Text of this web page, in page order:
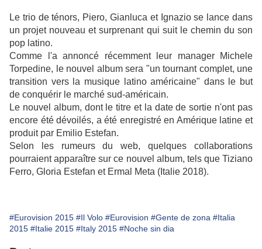
Le trio de ténors, Piero, Gianluca et Ignazio se lance dans
un projet nouveau et surprenant qui suit le chemin du son
pop latino.
Comme l'a annoncé récemment leur manager Michele
Torpedine, le nouvel album sera "un tournant complet, une
transition vers la musique latino américaine" dans le but
de conquérir le marché sud-américain.
Le nouvel album, dont le titre et la date de sortie n'ont pas
encore été dévoilés, a été enregistré en Amérique latine et
produit par Emilio Estefan.
Selon les rumeurs du web, quelques collaborations
pourraient apparaître sur ce nouvel album, tels que Tiziano
Ferro, Gloria Estefan et Ermal Meta (Italie 2018).
#Eurovision 2015 #Il Volo #Eurovision #Gente de zona #Italia
2015 #Italie 2015 #Italy 2015 #Noche sin dia